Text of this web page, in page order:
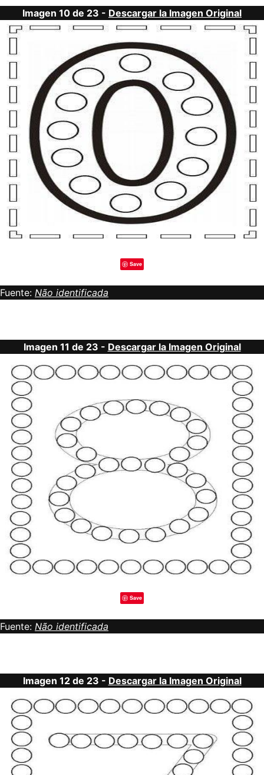
Imagen 10 de 23 - Descargar la Imagen Original
Save
Fuente: Não identificada
Imagen 11 de 23 - Descargar la Imagen Original
Save
Fuente: Não identificada
Imagen 12 de 23 - Descargar la Imagen Original